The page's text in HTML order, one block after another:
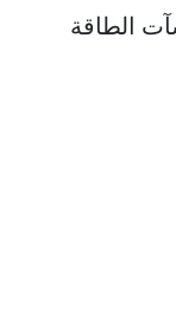
الطاقة